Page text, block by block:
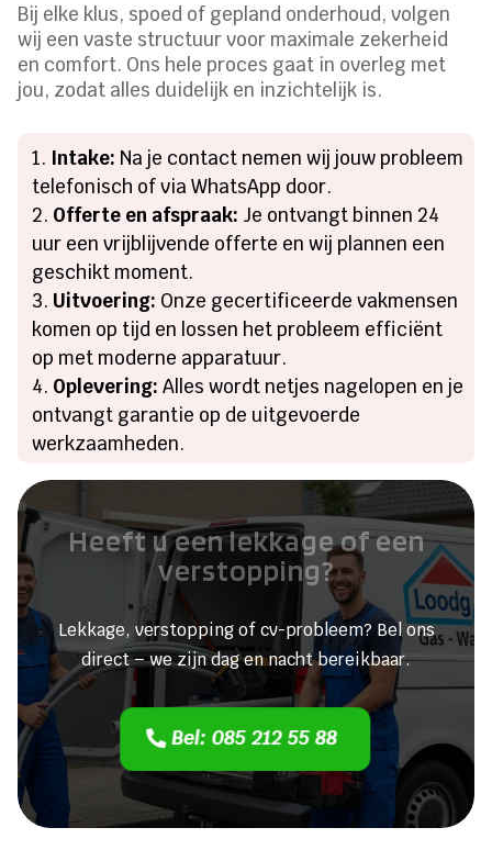
Bij elke klus, spoed of gepland onderhoud, volgen
wij een vaste structuur voor maximale zekerheid
en comfort. Ons hele proces gaat in overleg met
jou, zodat alles duidelijk en inzichtelijk is.
Intake: Na je contact nemen wij jouw probleem
telefonisch of via WhatsApp door.
Offerte en afspraak: Je ontvangt binnen 24
uur een vrijblijvende offerte en wij plannen een
geschikt moment.
Uitvoering: Onze gecertificeerde vakmensen
komen op tijd en lossen het probleem efficiënt
op met moderne apparatuur.
Oplevering: Alles wordt netjes nagelopen en je
ontvangt garantie op de uitgevoerde
werkzaamheden.
Heeft u een lekkage of een
verstopping?
Lekkage, verstopping of cv-probleem? Bel ons
direct – we zijn dag en nacht bereikbaar.
Bel: 085 212 55 88